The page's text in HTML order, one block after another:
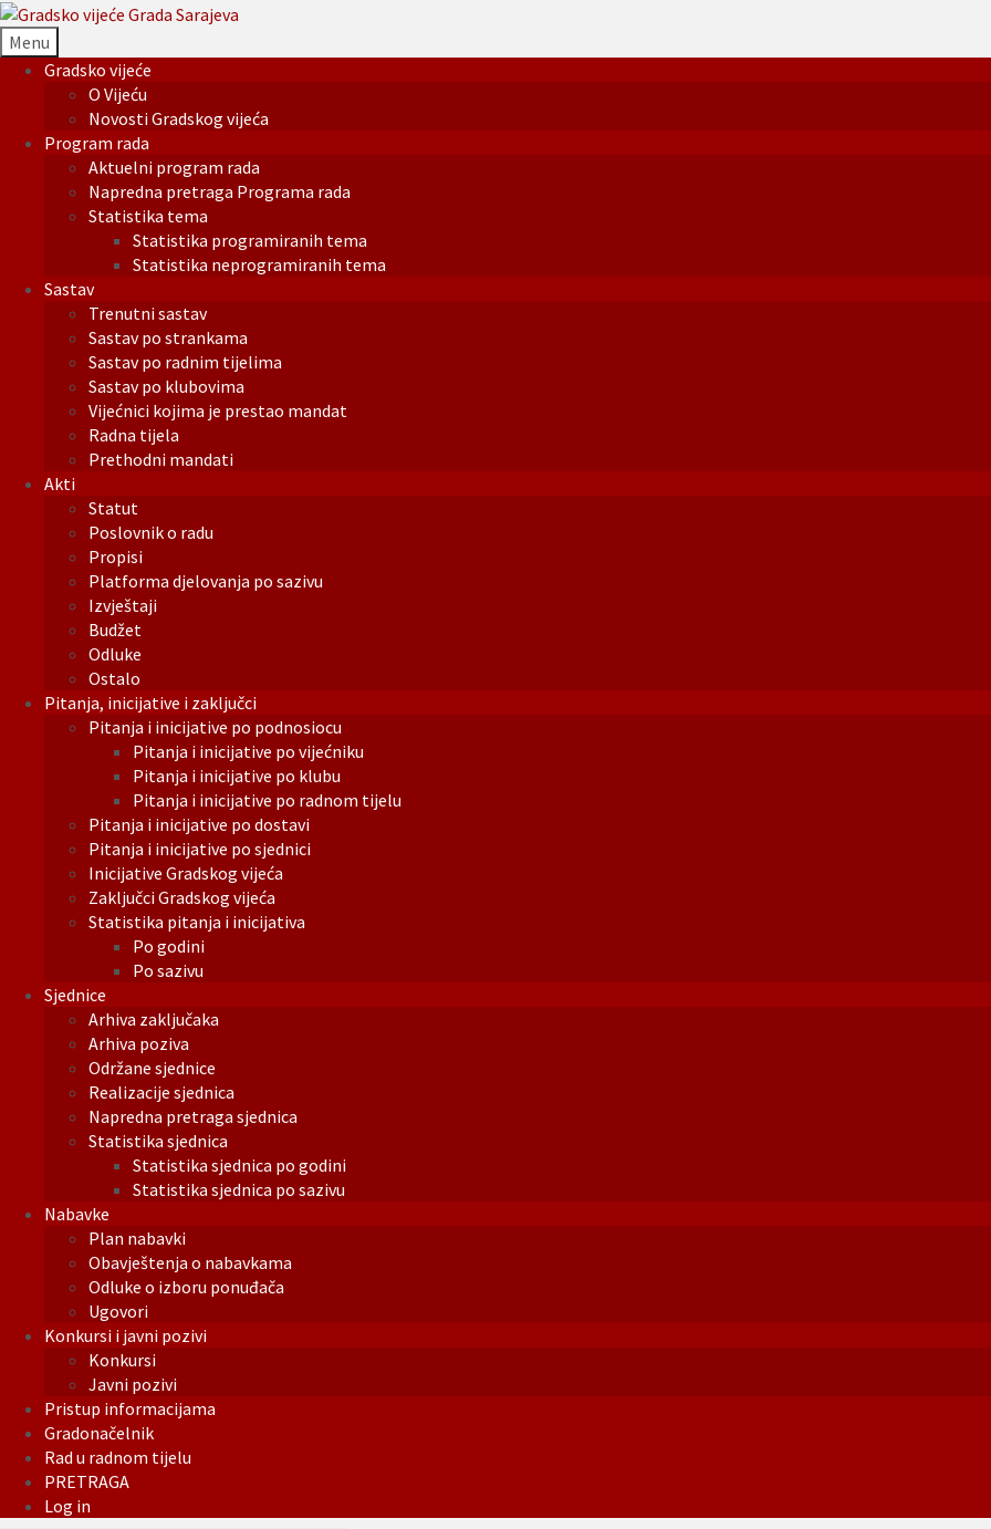
Menu
Gradsko vijeće
O Vijeću
Novosti Gradskog vijeća
Program rada
Aktuelni program rada
Napredna pretraga Programa rada
Statistika tema
Statistika programiranih tema
Statistika neprogramiranih tema
Sastav
Trenutni sastav
Sastav po strankama
Sastav po radnim tijelima
Sastav po klubovima
Vijećnici kojima je prestao mandat
Radna tijela
Prethodni mandati
Akti
Statut
Poslovnik o radu
Propisi
Platforma djelovanja po sazivu
Izvještaji
Budžet
Odluke
Ostalo
Pitanja, inicijative i zaključci
Pitanja i inicijative po podnosiocu
Pitanja i inicijative po vijećniku
Pitanja i inicijative po klubu
Pitanja i inicijative po radnom tijelu
Pitanja i inicijative po dostavi
Pitanja i inicijative po sjednici
Inicijative Gradskog vijeća
Zaključci Gradskog vijeća
Statistika pitanja i inicijativa
Po godini
Po sazivu
Sjednice
Arhiva zaključaka
Arhiva poziva
Održane sjednice
Realizacije sjednica
Napredna pretraga sjednica
Statistika sjednica
Statistika sjednica po godini
Statistika sjednica po sazivu
Nabavke
Plan nabavki
Obavještenja o nabavkama
Odluke o izboru ponuđača
Ugovori
Konkursi i javni pozivi
Konkursi
Javni pozivi
Pristup informacijama
Gradonačelnik
Rad u radnom tijelu
PRETRAGA
Log in